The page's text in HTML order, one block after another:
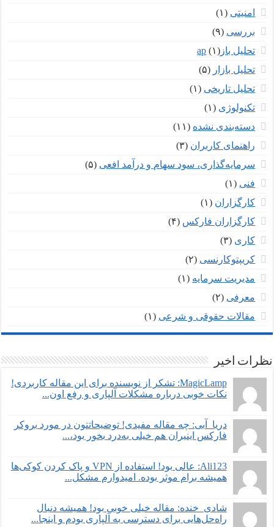
امنیتی (۱)
بررسی (۹)
تحلیل بازар (۱)
تحلیل بازار (۵)
تحلیل تاریخی (۱)
تکنولوژی (۱)
دسته‌بندی نشده (۱۱)
راهنمای کاربران (۳)
سرمایه‌گذاری، سود سهام و درآمد افعی (۵)
فنی (۱)
کارگزاران (۱)
کارگزاران فارکس (۴)
کاری (۳)
کریپتوکارنسی (۲)
مدیریت سرمایه (۱)
معرفی (۲)
مقالات حقوقی و شرعی (۱)
نظرات اخیر
MagicLamp: تشکر از نویسنده برای این مقاله کاربردی!
نکات خوبی درباره مشکلات آلپاری و رفع اون...
دریا_آبی: چه مقاله مفیدی! توضیحاتتون در مورد بروکر
فارکس اینیران هم خیلی به‌درد بخور بود،...
Ali123: عالی بود! استفاده از VPN و پاک کردن کوکی‌ها
همیشه برام موثر بوده. امیدوارم مشکل...
شادی_خنده: مقاله خیلی خوبی بود! همیشه دنبال
راه‌حل‌هایی برای دسترسی به آلپاری بودم و اینجا...